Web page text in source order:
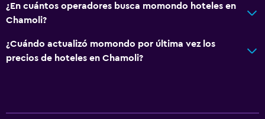
¿En cuántos operadores busca momondo hoteles en
Chamoli?
¿Cuándo actualizó momondo por última vez los
precios de hoteles en Chamoli?